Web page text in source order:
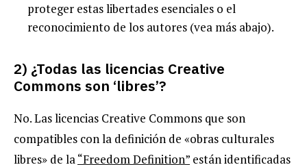
proteger estas libertades esenciales o el
reconocimiento de los autores (vea más abajo).
2) ¿Todas las licencias Creative
Commons son ‘libres’?
No. Las licencias Creative Commons que son
compatibles con la definición de «obras culturales
libres» de la“Freedom Definition” están identificadas